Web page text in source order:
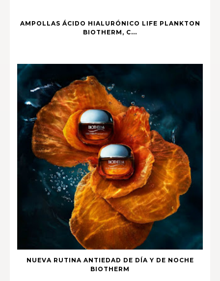
AMPOLLAS ÁCIDO HIALURÓNICO LIFE PLANKTON
BIOTHERM, C...
NUEVA RUTINA ANTIEDAD DE DÍA Y DE NOCHE
BIOTHERM